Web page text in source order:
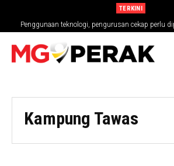
TERKINI
Penggunaan teknologi, pengurusan cekap perlu
pertanian
Kampung Tawas